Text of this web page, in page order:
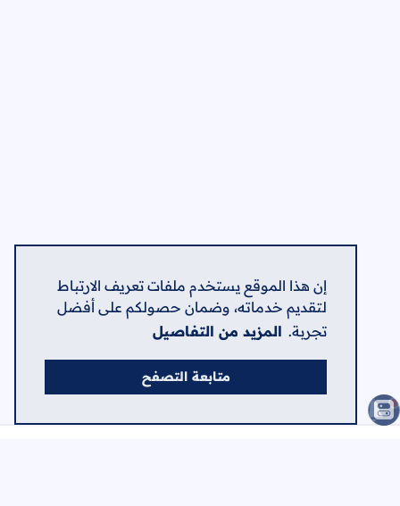
إن هذا الموقع يستخدم ملفات تعريف الارتباط
لتقديم خدماته، وضمان حصولكم على أفضل
تجربة. المزيد من التفاصيل
متابعة التصفح